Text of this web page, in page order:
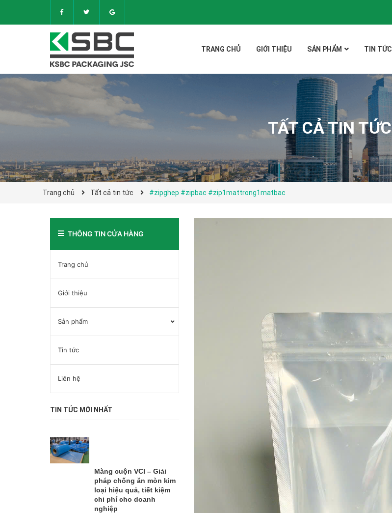
TRANG CHỦ GIỚI THIỆU SẢN PHẨM TIN TỨC
TẤT CẢ TIN TỨC
Trang chủ Tất cả tin tức #zipghep #zipbac #zip1mattrong1matbac
THÔNG TIN CỬA HÀNG
Trang chủ
Giới thiệu
Sản phẩm
Tin tức
Liên hệ
TIN TỨC MỚI NHẤT
Màng cuộn VCI – Giải
pháp chống ăn mòn kim
loại hiệu quả, tiết kiệm
chi phí cho doanh
nghiệp